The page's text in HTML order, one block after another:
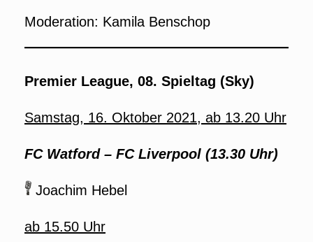
Moderation: Kamila Benschop
Premier League, 08. Spieltag (Sky)
Samstag, 16. Oktober 2021, ab 13.20 Uhr
FC Watford – FC Liverpool (13.30 Uhr)
Joachim Hebel
ab 15.50 Uhr